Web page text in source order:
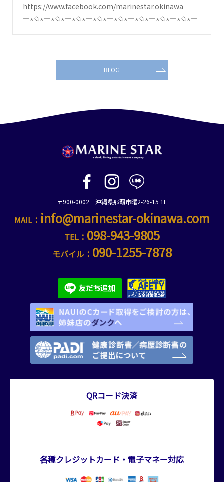
https://www.facebook.com/marinestar.okinawa
―⋆✩⋆―⋆✩⋆―⋆✩⋆―⋆✩⋆―⋆✩⋆―⋆✩⋆―⋆✩⋆―⋆✩⋆―
BLOG
〒900-0002 沖縄県那覇市曙2-26-15 1F
MAIL： info@marinestar-okinawa.com
TEL： 098-943-9805
モバイル： 090-1255-7878
QRコード決済
各種クレジットカード・電子マネー対応